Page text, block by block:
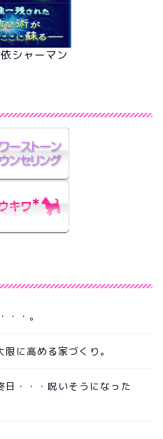
シャーマン
・・。
に高める家づくり。
日・・・呪いそうになった